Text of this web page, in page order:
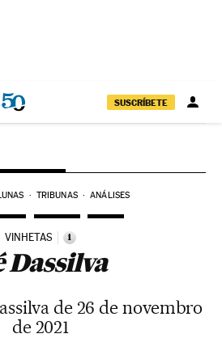
SUSCRÍBETE
TRIBUNAS ANÁLISES
VINHETAS i
Dassilva
de 26 de novembro
de 2021